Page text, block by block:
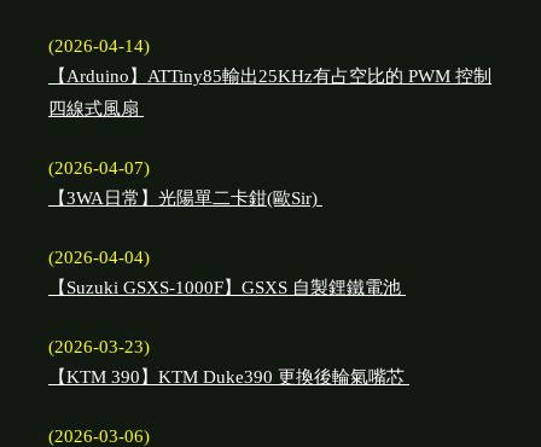
(2026-04-14)
【Arduino】ATTiny85輸出25KHz有占空比的 PWM 控制
四線式風扇
(2026-04-07)
【3WA日常】光陽單二卡鉗(歐Sir)
(2026-04-04)
【Suzuki GSXS-1000F】GSXS 自製鋰鐵電池
(2026-03-23)
【KTM 390】KTM Duke390 更換後輪氣嘴芯
(2026-03-06)